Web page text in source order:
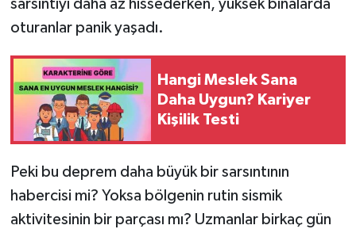
sarsıntıyı daha az hissederken, yüksek binalarda
oturanlar panik yaşadı.
Hangi Meslek Sana
Daha Uygun? Kariyer
Kişilik Testi
Peki bu deprem daha büyük bir sarsıntının
habercisi mi? Yoksa bölgenin rutin sismik
aktivitesinin bir parçası mı? Uzmanlar birkaç gün